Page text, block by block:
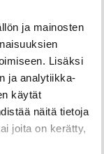
ja mainosten
Lisäksi
ja analytiikka-
käytät
näitä tietoja
joita on kerätty,